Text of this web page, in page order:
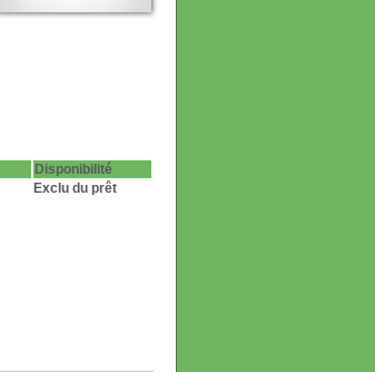
Disponibilité
Exclu du prêt